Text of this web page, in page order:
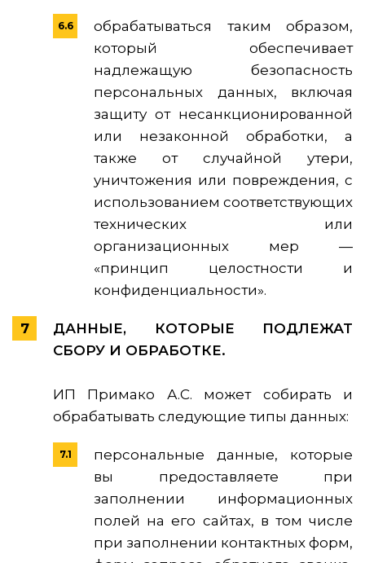
обрабатываться таким образом,
который обеспечивает
надлежащую безопасность
персональных данных, включая
защиту от несанкционированной
или незаконной обработки, а
также от случайной утери,
уничтожения или повреждения, с
использованием соответствующих
технических или
организационных мер —
«принцип целостности и
конфиденциальности».
ДАННЫЕ, КОТОРЫЕ ПОДЛЕЖАТ
СБОРУ И ОБРАБОТКЕ.
ИП Примако А.С. может собирать и
обрабатывать следующие типы данных:
персональные данные, которые
вы предоставляете при
заполнении информационных
полей на его сайтах, в том числе
при заполнении контактных форм,